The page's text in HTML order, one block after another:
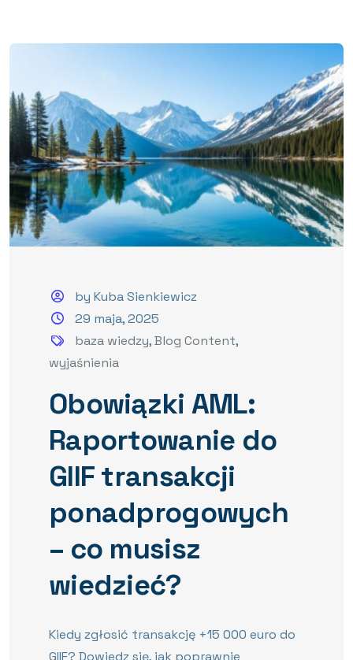
by Kuba Sienkiewicz
29 maja, 2025
baza wiedzy,Blog Content,
wyjaśnienia
Obowiązki AML:
Raportowanie do
GIIF transakcji
ponadprogowych
– co musisz
wiedzieć?
Kiedy zgłosić transakcję +15 000 euro do
GIIF? Dowiedz się, jak poprawnie